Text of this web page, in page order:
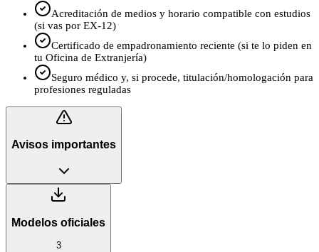
Acreditación de medios y horario compatible con estudios
(si vas por EX-12)
Certificado de empadronamiento reciente (si te lo piden en
tu Oficina de Extranjería)
Seguro médico y, si procede, titulación/homologación para
profesiones reguladas
Avisos importantes
Modelos oficiales
3